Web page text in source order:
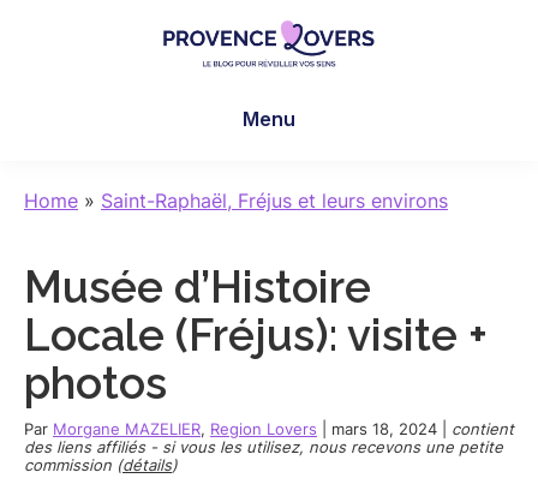
sens
-
blog
de
et
Manu
Menu
Home » Saint-Raphaël, Fréjus et leurs environs
Musée d’Histoire
Locale (Fréjus): visite +
photos
Par Morgane MAZELIER, Region Lovers mars 18, 2024
contient
des liens affiliés - si vous les utilisez, nous recevons une petite
commission (détails)